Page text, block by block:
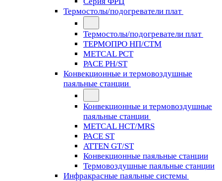
Термостолы/подогреватели плат
Термостолы/подогреватели плат
ТЕРМОПРО НП/СТМ
METCAL PCT
PACE PH/ST
Конвекционные и термовоздушные
паяльные станции
Конвекционные и термовоздушные
паяльные станции
METCAL HCT/MRS
PACE ST
ATTEN GT/ST
Конвекционные паяльные станции
Термовоздушные паяльные станции
Инфракрасные паяльные системы